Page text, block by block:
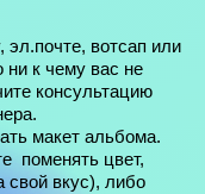
эл.почте, вотсап или
к чему вас не
консультацию
макет альбома.
поменять цвет,
свой вкус), либо